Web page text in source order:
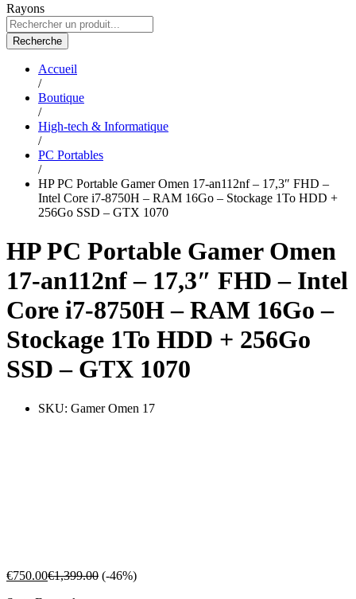
Rayons
Recherche
Accueil
/
Boutique
/
High-tech & Informatique
/
PC Portables
/
HP PC Portable Gamer Omen 17-an112nf – 17,3″ FHD –
Intel Core i7-8750H – RAM 16Go – Stockage 1To HDD +
256Go SSD – GTX 1070
HP PC Portable Gamer Omen
17-an112nf – 17,3″ FHD – Intel
Core i7-8750H – RAM 16Go –
Stockage 1To HDD + 256Go
SSD – GTX 1070
SKU: Gamer Omen 17
€750.00€1,399.00 (-46%)